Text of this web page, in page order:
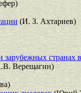
(И. З. Ахтариев)
странах в
Верещагин)